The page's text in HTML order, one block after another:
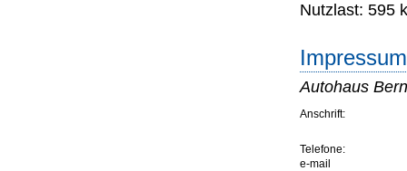
Nutzlast: 595
Autohaus
Anschrift:
Telefone:
e-mail